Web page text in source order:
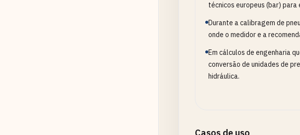
técnicos europeus (bar) para
Durante a calibragem de
onde o medidor e a
Em cálculos de engenharia
conversão de unidades de
hidráulica.